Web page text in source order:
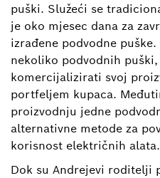
puški. Služeći se
je oko mjesec dana za
izrađene podvodne
nekoliko podvodnih
komercijalizirati svoj
portfeljem kupaca.
proizvodnju jedne
alternativne metode za
korisnost električnih alata.
Dok su Andrejevi roditelji